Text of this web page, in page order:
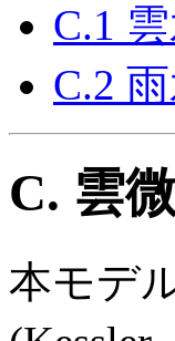
C.1
C.2
C. 雲
本モデ